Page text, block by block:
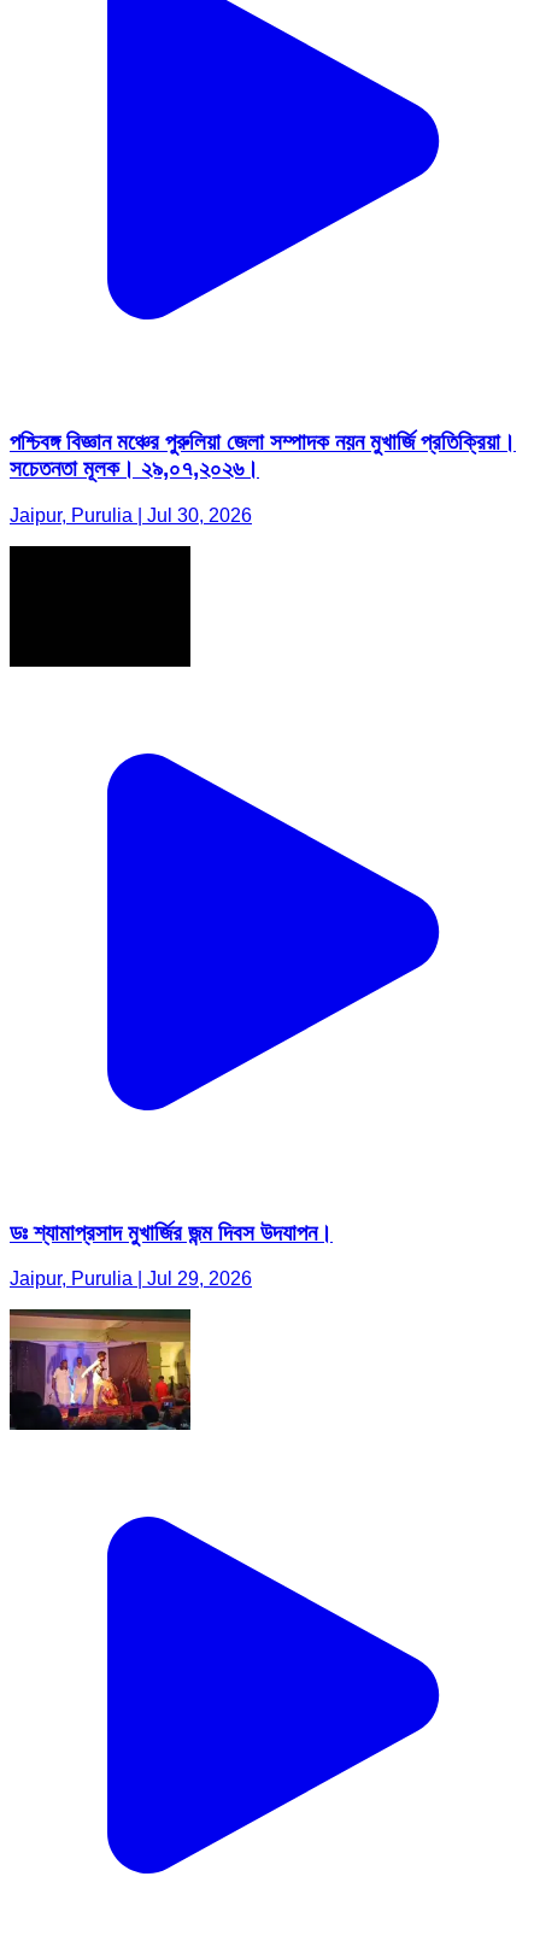
পশ্চিবঙ্গ বিজ্ঞান মঞ্চের পুরুলিয়া জেলা সম্পাদক নয়ন মুখার্জি প্রতিক্রিয়া।
সচেতনতা মূলক। ২৯,০৭,২০২৬।
Jaipur, Purulia | Jul 30, 2026
ডঃ শ্যামাপ্রসাদ মুখার্জির জন্ম দিবস উদযাপন।
Jaipur, Purulia | Jul 29, 2026